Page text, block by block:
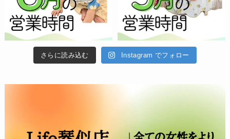
さらに読み込む Instagram でフォロー